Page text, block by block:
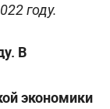
году.
В
экономики